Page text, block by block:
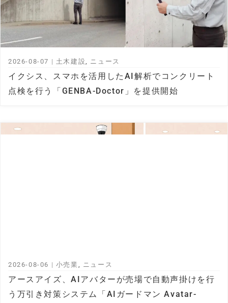
イクシス、スマホを活用したAI解析でコンクリート
点検を行う「GENBA-Doctor」を提供開始
2026-08-07 | 土木建設 ニュース
アースアイズ、AIアバターが売場で自動声掛けを行
う万引き対策システム「AIガードマン Avatar-
2026-08-06 | 小売業 ニュース